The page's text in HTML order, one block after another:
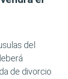
del
de divorcio